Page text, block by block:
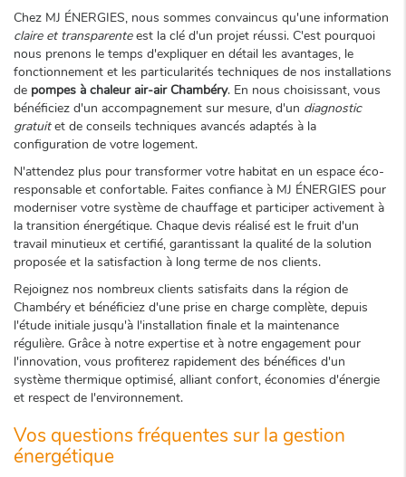
Chez MJ ÉNERGIES, nous sommes convaincus qu'une information
claire et transparenteest la clé d'un projet réussi. C'est pourquoi
nous prenons le temps d'expliquer en détail les avantages, le
fonctionnement et les particularités techniques de nos installations
de pompes à chaleur air-air Chambéry. En nous choisissant, vous
bénéficiez d'un accompagnement sur mesure, d'un diagnostic
gratuitet de conseils techniques avancés adaptés à la
configuration de votre logement.
N'attendez plus pour transformer votre habitat en un espace éco-
responsable et confortable. Faites confiance à MJ ÉNERGIES pour
moderniser votre système de chauffage et participer activement à
la transition énergétique. Chaque devis réalisé est le fruit d'un
travail minutieux et certifié, garantissant la qualité de la solution
proposée et la satisfaction à long terme de nos clients.
Rejoignez nos nombreux clients satisfaits dans la région de
Chambéry et bénéficiez d'une prise en charge complète, depuis
l'étude initiale jusqu'à l'installation finale et la maintenance
régulière. Grâce à notre expertise et à notre engagement pour
l'innovation, vous profiterez rapidement des bénéfices d'un
système thermique optimisé, alliant confort, économies d'énergie
et respect de l'environnement.
Vos questions fréquentes sur la gestion
énergétique